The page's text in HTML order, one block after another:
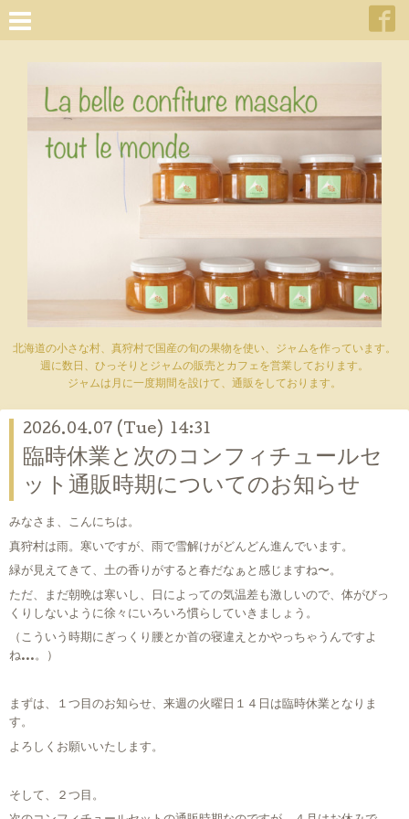
北海道の小さな村、真狩村で国産の旬の果物を使い、ジャムを作っています。
週に数日、ひっそりとジャムの販売とカフェを営業しております。
ジャムは月に一度期間を設けて、通販をしております。
2026.04.07 (Tue) 14:31
臨時休業と次のコンフィチュールセ
ット通販時期についてのお知らせ
みなさま、こんにちは。
真狩村は雨。寒いですが、雨で雪解けがどんどん進んでいます。
緑が見えてきて、土の香りがすると春だなぁと感じますね〜。
ただ、まだ朝晩は寒いし、日によっての気温差も激しいので、体がびっ
くりしないように徐々にいろいろ慣らしていきましょう。
（こういう時期にぎっくり腰とか首の寝違えとかやっちゃうんですよ
ね…。）
まずは、１つ目のお知らせ、来週の火曜日１４日は臨時休業となりま
す。
よろしくお願いいたします。
そして、２つ目。